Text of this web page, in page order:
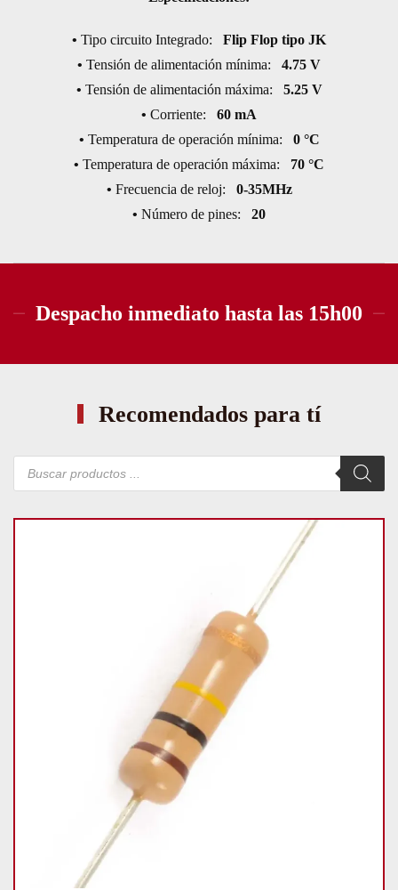
• Tipo circuito Integrado: Flip Flop tipo JK
• Tensión de alimentación mínima:
4.75 V
• Tensión de alimentación máxima: 5.25 V
• Corriente:
60 mA
• Temperatura de operación mínima:
0 °C
• Temperatura de operación máxima:
70 °C
• Frecuencia de reloj: 0-35MHz
• Número de pines: 20
Despacho inmediato hasta las 15h00
Recomendados para tí
Búsqueda
productos